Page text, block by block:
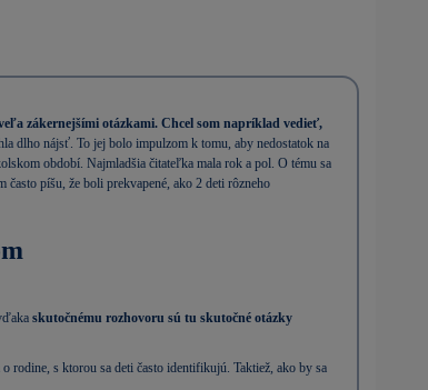
zákernejšími otázkami. Chcel som napríklad vedieť,
dlho nájsť. To jej bolo impulzom k tomu, aby nedostatok na
období. Najmladšia čitateľka mala rok a pol. O tému sa
píšu, že boli prekvapené, ako 2 deti rôzneho
skutočnému rozhovoru sú tu skutočné otázky
rodine, s ktorou sa deti často identifikujú. Taktiež, ako by sa